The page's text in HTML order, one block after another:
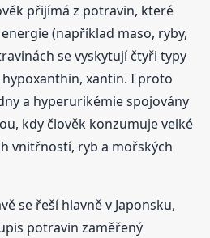
přijímá z potravin, které
(například maso, ryby,
se vyskytují čtyři typy
xantin. I proto
a hyperurikémie spojovány
kdy člověk konzumuje velké
vnitřností, ryb a mořských
se řeší hlavně v Japonsku,
potravin zaměřený